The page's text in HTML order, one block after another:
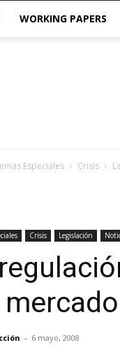
WORKING PAPERS
Especiales Crisis
Crisis Legislación
- 6 mayo, 2008